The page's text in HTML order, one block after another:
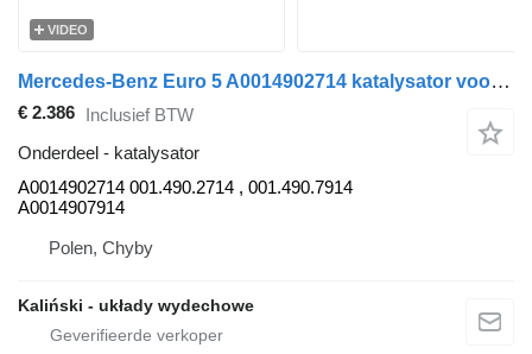
VIDEO
Mercedes-Benz Euro 5 A0014902714 katalysator voor Mercedes-Benz Citaro, Integro vrachtwagen
€ 2.386 Inclusief BTW
Onderdeel - katalysator
A0014902714 001.490.2714 , 001.490.7914
A0014907914
Polen, Chyby
Kaliński - układy wydechowe